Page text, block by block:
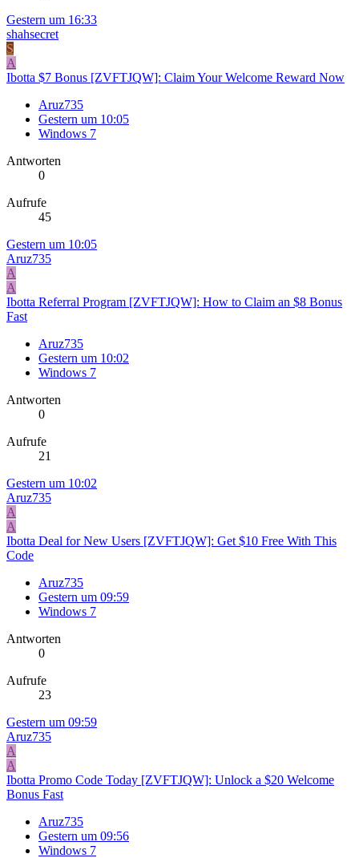
Gestern um 16:33
shahsecret
S
A
Ibotta $7 Bonus [ZVFTJQW]: Claim Your Welcome Reward Now
Aruz735
Gestern um 10:05
Windows 7
Antworten
0
Aufrufe
45
Gestern um 10:05
Aruz735
A
A
Ibotta Referral Program [ZVFTJQW]: How to Claim an $8 Bonus
Fast
Aruz735
Gestern um 10:02
Windows 7
Antworten
0
Aufrufe
21
Gestern um 10:02
Aruz735
A
A
Ibotta Deal for New Users [ZVFTJQW]: Get $10 Free With This
Code
Aruz735
Gestern um 09:59
Windows 7
Antworten
0
Aufrufe
23
Gestern um 09:59
Aruz735
A
A
Ibotta Promo Code Today [ZVFTJQW]: Unlock a $20 Welcome
Bonus Fast
Aruz735
Gestern um 09:56
Windows 7